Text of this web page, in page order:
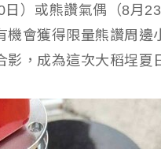
）或熊讚氣偶（8月
機會獲得限量熊讚周邊
，成為這次大稻埕夏